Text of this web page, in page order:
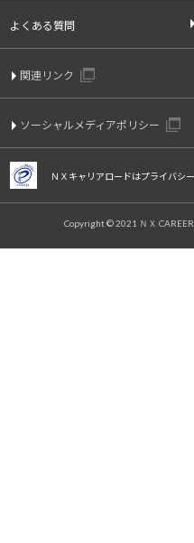
よくある質問
関連リンク
ソーシャルメディアポリシー
ＮＸキャリアロードはプライバシ
Copyright © 2021 ＮＸ